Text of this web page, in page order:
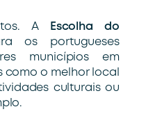
AEscolha do
os portugueses
municípios em
o melhor local
culturais ou